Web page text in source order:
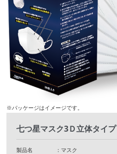
※パッケージはイメージです。
七つ星マスク3Ｄ立体タイプ
製品名
：マスク